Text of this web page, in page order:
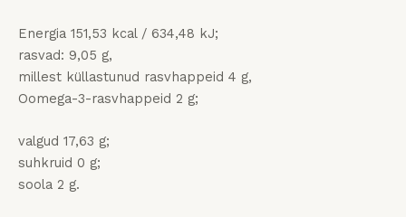
Energia 151,53 kcal / 634,48 kJ;
rasvad: 9,05 g,
millest küllastunud rasvhappeid 4 g,
Oomega-3-rasvhappeid 2 g;
valgud 17,63 g;
suhkruid 0 g;
soola 2 g.